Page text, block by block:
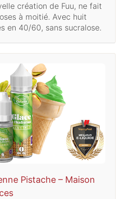
création de Fuu, ne fait
à moitié. Avec huit
en 40/60, sans sucralose.
Pistache – Maison